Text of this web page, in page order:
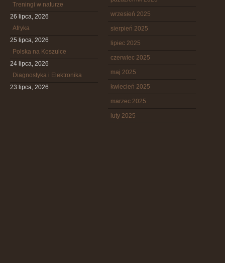
Treningi w naturze
26 lipca, 2026
Afryka
25 lipca, 2026
Polska na Koszulce
24 lipca, 2026
Diagnostyka i Elektronika
23 lipca, 2026
wrzesień 2025
sierpień 2025
lipiec 2025
czerwiec 2025
maj 2025
kwiecień 2025
marzec 2025
luty 2025